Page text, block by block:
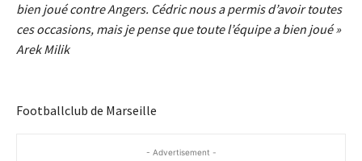
bien joué contre Angers. Cédric nous a permis d’avoir toutes
ces occasions, mais je pense que toute l’équipe a bien joué »
Arek Milik
Footballclub de Marseille
- Advertisement -